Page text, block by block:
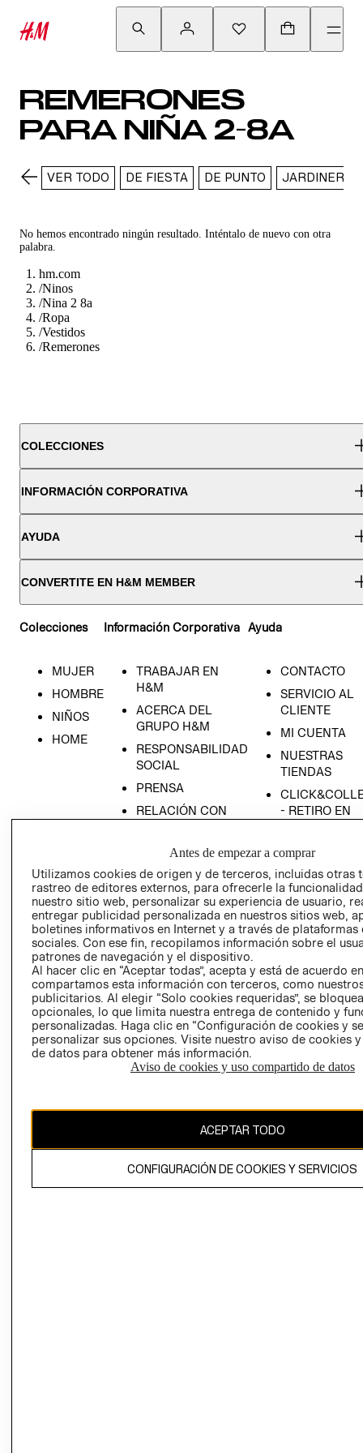
REMERONES
PARA NIÑA 2-8A
VER TODO DE FIESTA DE PUNTO JARDINEROS
No hemos encontrado ningún resultado. Inténtalo de nuevo con otra
palabra.
hm.com
/Ninos
/Nina 2 8a
/Ropa
/Vestidos
/Remerones
COLECCIONES
INFORMACIÓN CORPORATIVA
AYUDA
CONVERTITE EN H&M MEMBER
Colecciones
MUJER
HOMBRE
NIÑOS
HOME
Información Corporativa
TRABAJAR EN
H&M
ACERCA DEL
GRUPO H&M
RESPONSABILIDAD
SOCIAL
PRENSA
RELACIÓN CON
POLÍTICA
Ayuda
CONTACTO
SERVICIO AL
CLIENTE
MI CUENTA
NUESTRAS
TIENDAS
- RETIRO EN
TÉRMINOS Y
AVISO DE
PRIVACIDAD
GIFT CARD
AVISO DE
COOKIES
CAMBIAR REGIÓN
Antes de empezar a comprar
Utilizamos cookies de origen y de terceros, incluidas otras
rastreo de editores externos, para ofrecerle la
nuestro sitio web, personalizar su experiencia de usuario,
entregar publicidad personalizada en nuestros sitios web,
boletines informativos en Internet y a través de plataformas
sociales. Con ese fin, recopilamos información sobre el
patrones de navegación y el dispositivo.
Al hacer clic en “Aceptar todas”, acepta y está de acuerdo
compartamos esta información con terceros, como
publicitarios. Al elegir “Solo cookies requeridas”, se
opcionales, lo que limita nuestra entrega de contenido y
personalizadas. Haga clic en “Configuración de cookies y
personalizar sus opciones. Visite nuestro aviso de cookies
de datos para obtener más información.
Aviso de cookies y uso compartido de datos
ACEPTAR TODO
CONFIGURACIÓN DE COOKIES Y SERVICIOS